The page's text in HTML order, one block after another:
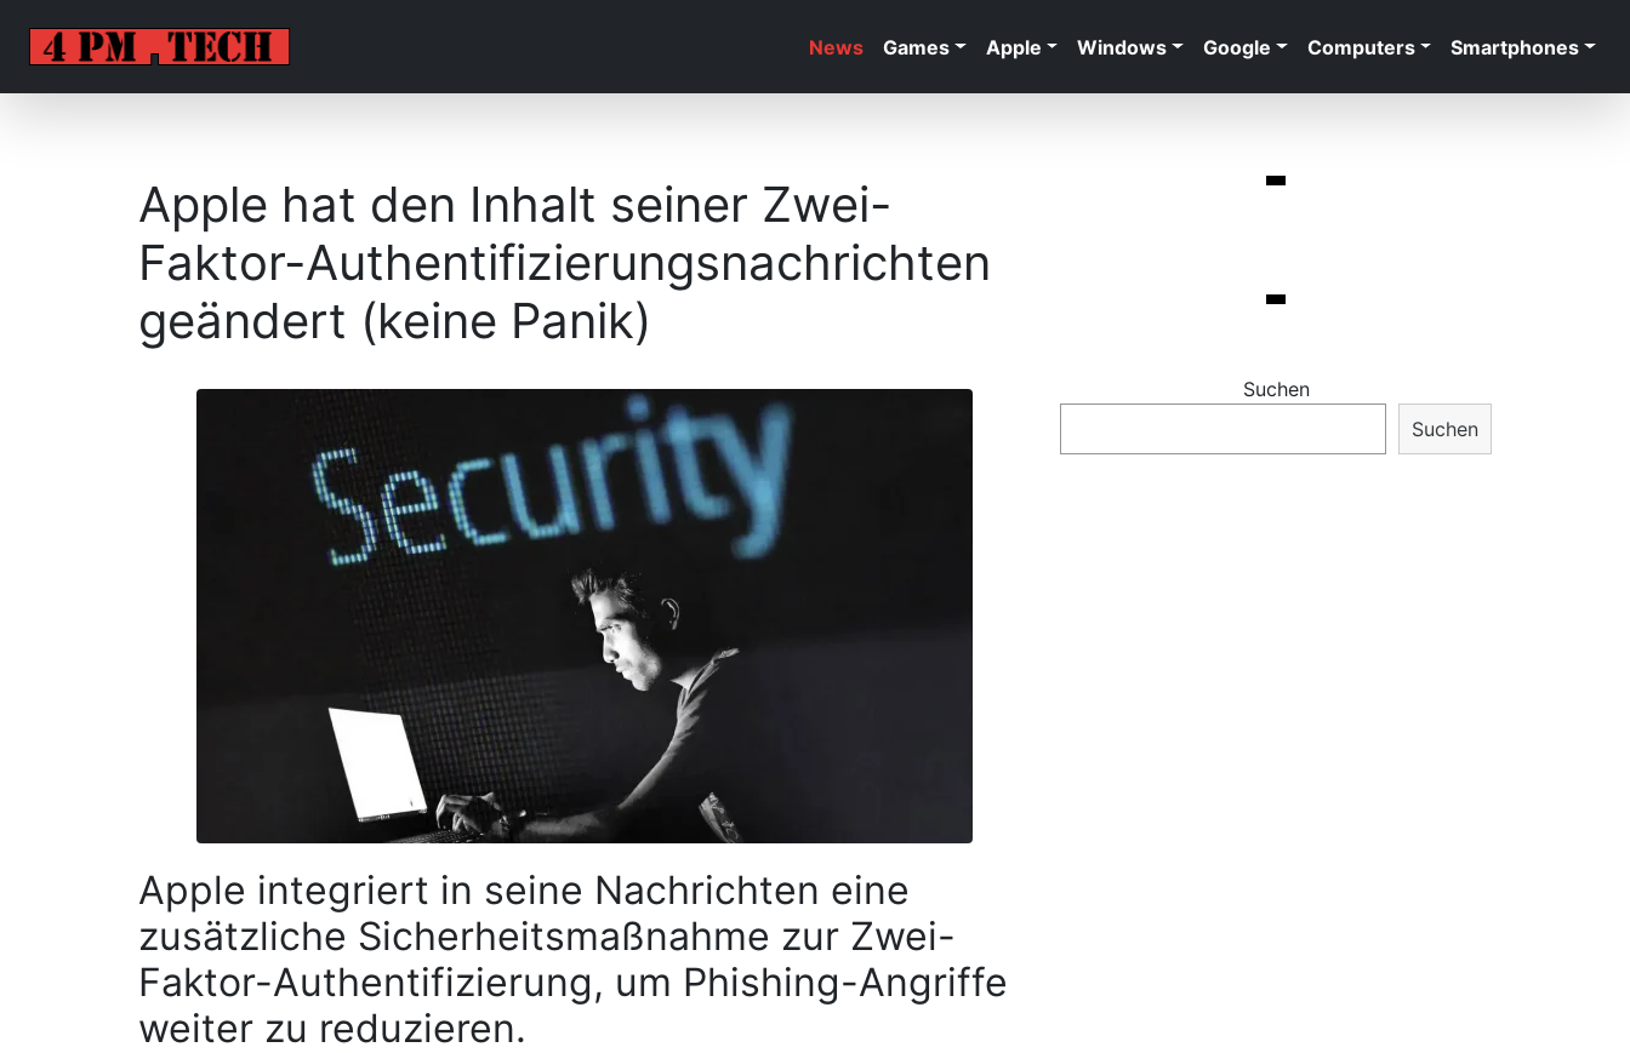
News Games Apple Windows Google Computers Smartphones
Apple hat den Inhalt seiner Zwei-
Faktor-Authentifizierungsnachrichten
geändert (keine Panik)
Apple integriert in seine Nachrichten eine
zusätzliche Sicherheitsmaßnahme zur Zwei-
Faktor-Authentifizierung, um Phishing-Angriffe
weiter zu reduzieren.
Suchen
Suchen